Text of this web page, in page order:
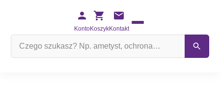
KontoKoszykKontakt